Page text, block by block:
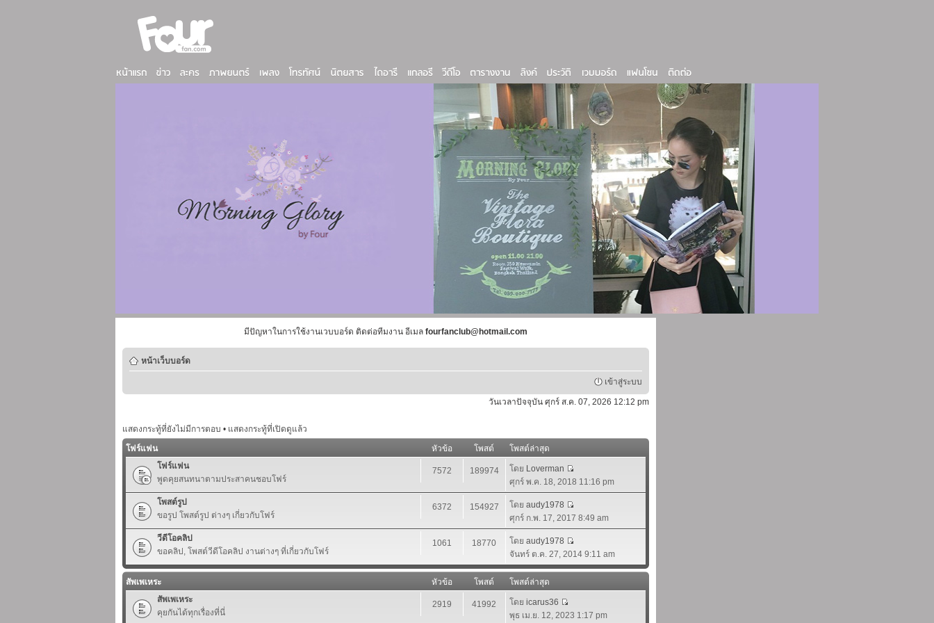
มีปัญหาในการใช้งานเวบบอร์ด ติดต่อทีมงาน อีเมล fourfanclub@hotmail.com
หน้าเว็บบอร์ด
เข้าสู่ระบบ
วันเวลาปัจจุบัน ศุกร์ ส.ค. 07, 2026 12:12 pm
แสดงกระทู้ที่ยังไม่มีการตอบ • แสดงกระทู้ที่เปิดดูแล้ว
โฟร์แฟน
หัวข้อ โพสต์
โพสต์ล่าสุด
โฟร์แฟน
พูดคุยสนทนาตามประสาคนชอบโฟร์
7572 189974 โดย Loverman
ศุกร์ พ.ค. 18, 2018 11:16 pm
โพสต์รูป
ขอรูป โพสต์รูป ต่างๆ เกี่ยวกับโฟร์
6372 154927 โดย audy1978
ศุกร์ ก.พ. 17, 2017 8:49 am
วีดีโอคลิป
ขอคลิป, โพสต์วีดีโอคลิป งานต่างๆ ที่เกี่ยวกับโฟร์
1061 18770 โดย audy1978
จันทร์ ต.ค. 27, 2014 9:11 am
สัพเพเหระ หัวข้อ โพสต์
โพสต์ล่าสุด
สัพเพเหระ
คุยกันได้ทุกเรื่องที่นี่
2919 41992 โดย icarus36
พุธ เม.ย. 12, 2023 1:17 pm